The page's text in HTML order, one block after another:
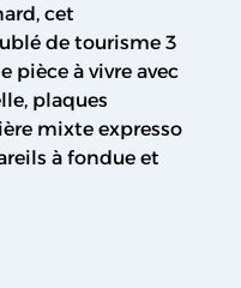
cet
de tourisme 3
pièce à vivre avec
plaques
mixte expresso
à fondue et